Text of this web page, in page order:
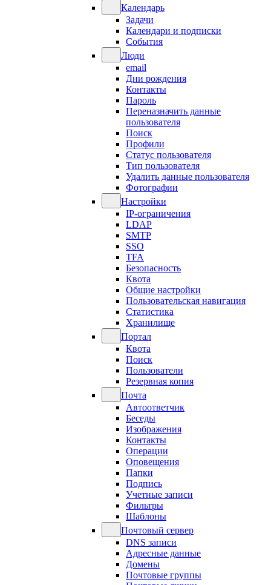
Календарь
Задачи
Календари и подписки
События
Люди
email
Дни рождения
Контакты
Пароль
Переназначить данные
пользователя
Поиск
Профили
Статус пользователя
Тип пользователя
Удалить данные пользователя
Фотографии
Настройки
IP-ограничения
LDAP
SMTP
SSO
TFA
Безопасность
Квота
Общие настройки
Пользовательская навигация
Статистика
Хранилище
Портал
Квота
Поиск
Пользователи
Резервная копия
Почта
Автоответчик
Беседы
Изображения
Контакты
Операции
Оповещения
Папки
Подпись
Учетные записи
Фильтры
Шаблоны
Почтовый сервер
DNS записи
Адресные данные
Домены
Почтовые группы